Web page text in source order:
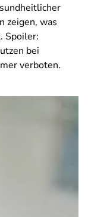
zeigen, was
Spoiler:
bei
verboten.